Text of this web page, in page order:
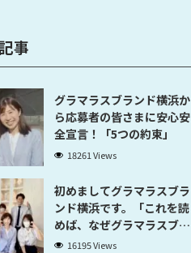
事
グラマラスブランド横浜か
ら応募者の皆さまに安心安
全宣言！「5つの約束」
18261 Views
初めましてグラマラスブラ
ンド横浜です。「これを読
めば、なぜグラマラスブラ
ンド横浜だと稼げるのかが
16195 Views